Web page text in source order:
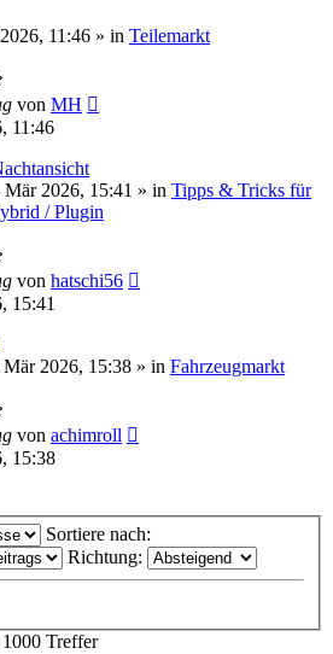
11:46 » in Teilemarkt
von MH
11:46
Mär 2026, 15:41 » in Tipps & Tricks für
/ Plugin
von hatschi56
15:41
Mär 2026, 15:38 » in Fahrzeugmarkt
von achimroll
15:38
Sortiere nach:
Richtung:
Treffer